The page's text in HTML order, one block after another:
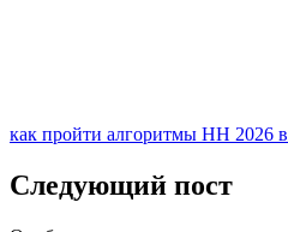
как пройти алгоритмы HH 2026
Следующий пост